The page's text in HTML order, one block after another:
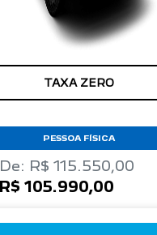
TAXA ZERO
PESSOA FÍSICA
De: R$ 115.550,00
R$ 105.990,00